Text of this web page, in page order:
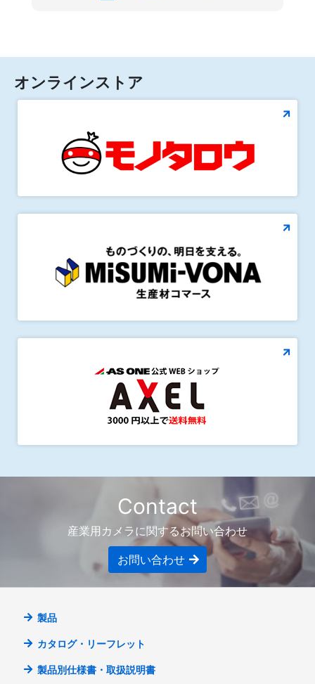
オンラインストア
Contact
産業用カメラに関するお問い合わせ
お問い合わせ
製品
カタログ・リーフレット
製品別仕様書・取扱説明書